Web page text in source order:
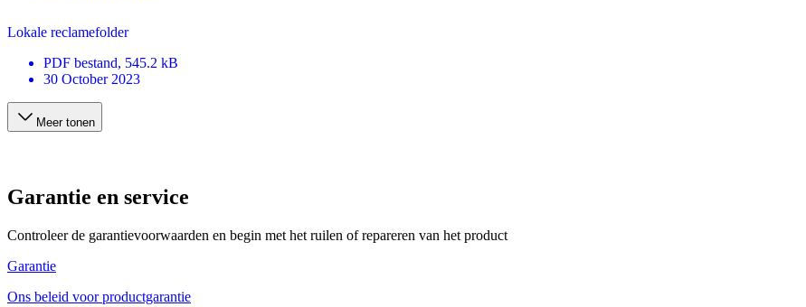
Lokale reclamefolder
PDF bestand, 545.2 kB
30 October 2023
Meer tonen
Garantie en service
Controleer de garantievoorwaarden en begin met het ruilen of repareren van het product
Garantie
Ons beleid voor productgarantie